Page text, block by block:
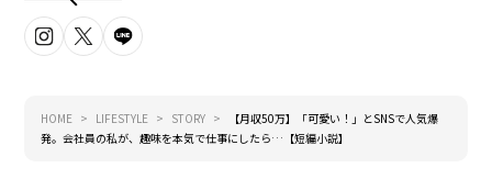
HOME LIFESTYLE STORY
【月収50万】「可愛い！」とSNSで人気爆
発。会社員の私が、趣味を本気で仕事にしたら…【短編小説】